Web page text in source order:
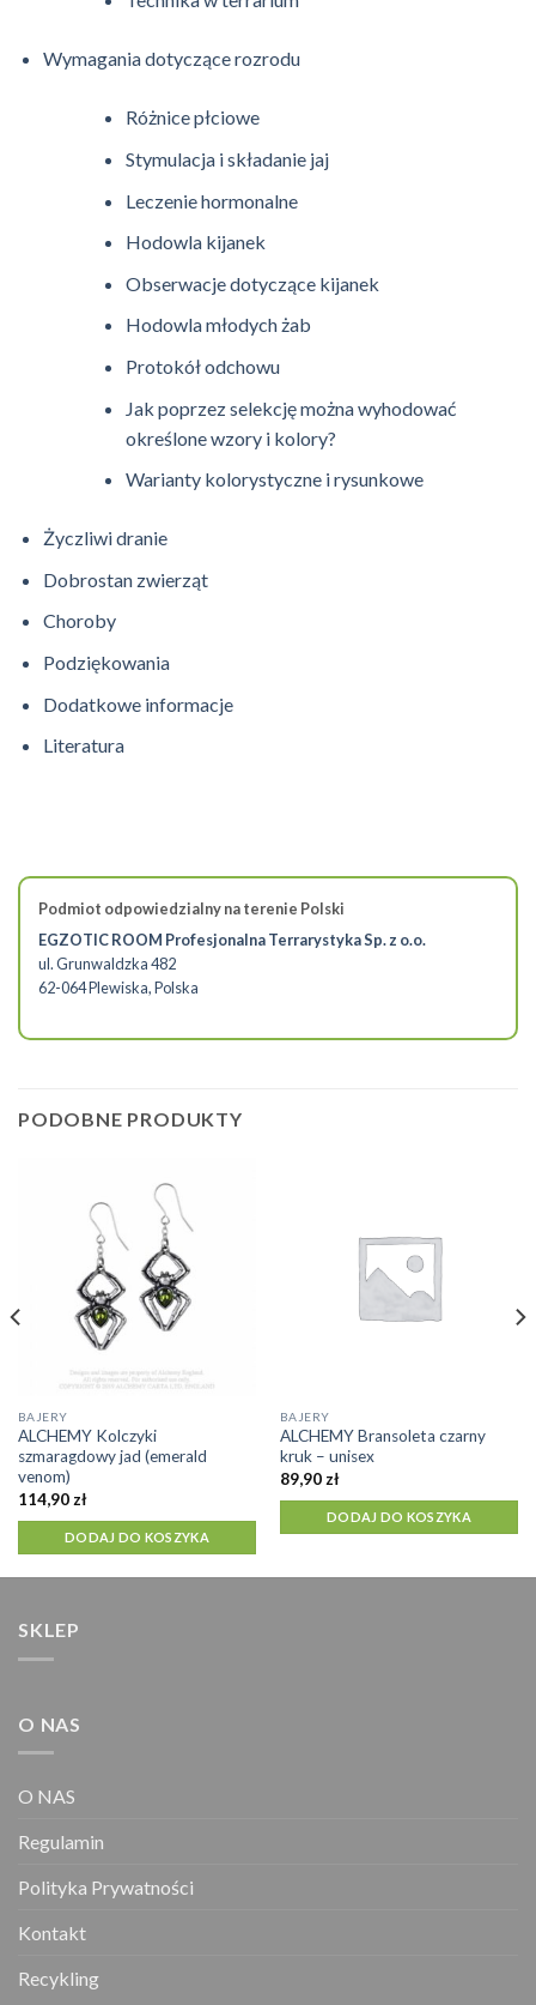
Wymagania dotyczące rozrodu
Różnice płciowe
Stymulacja i składanie jaj
Leczenie hormonalne
Hodowla kijanek
Obserwacje dotyczące kijanek
Hodowla młodych żab
Protokół odchowu
Jak poprzez selekcję można wyhodować
określone wzory i kolory?
Warianty kolorystyczne i rysunkowe
Życzliwi dranie
Dobrostan zwierząt
Choroby
Podziękowania
Dodatkowe informacje
Literatura
Podmiot odpowiedzialny na terenie Polski
EGZOTIC ROOM Profesjonalna Terrarystyka Sp. z o.o.
ul. Grunwaldzka 482
62-064 Plewiska, Polska
PODOBNE PRODUKTY
BAJERY
ALCHEMY Kolczyki
szmaragdowy jad (emerald
venom)
114,90 zł
DODAJ DO KOSZYKA
BAJERY
ALCHEMY Bransoleta czarny
kruk – unisex
89,90 zł
DODAJ DO KOSZYKA
SKLEP
O NAS
O NAS
Regulamin
Polityka Prywatności
Kontakt
Recykling